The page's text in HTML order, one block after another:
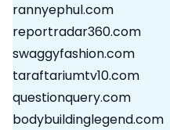
rannyephul.com
reportradar360.com
swaggyfashion.com
taraftariumtv10.com
questionquery.com
bodybuildinglegend.com